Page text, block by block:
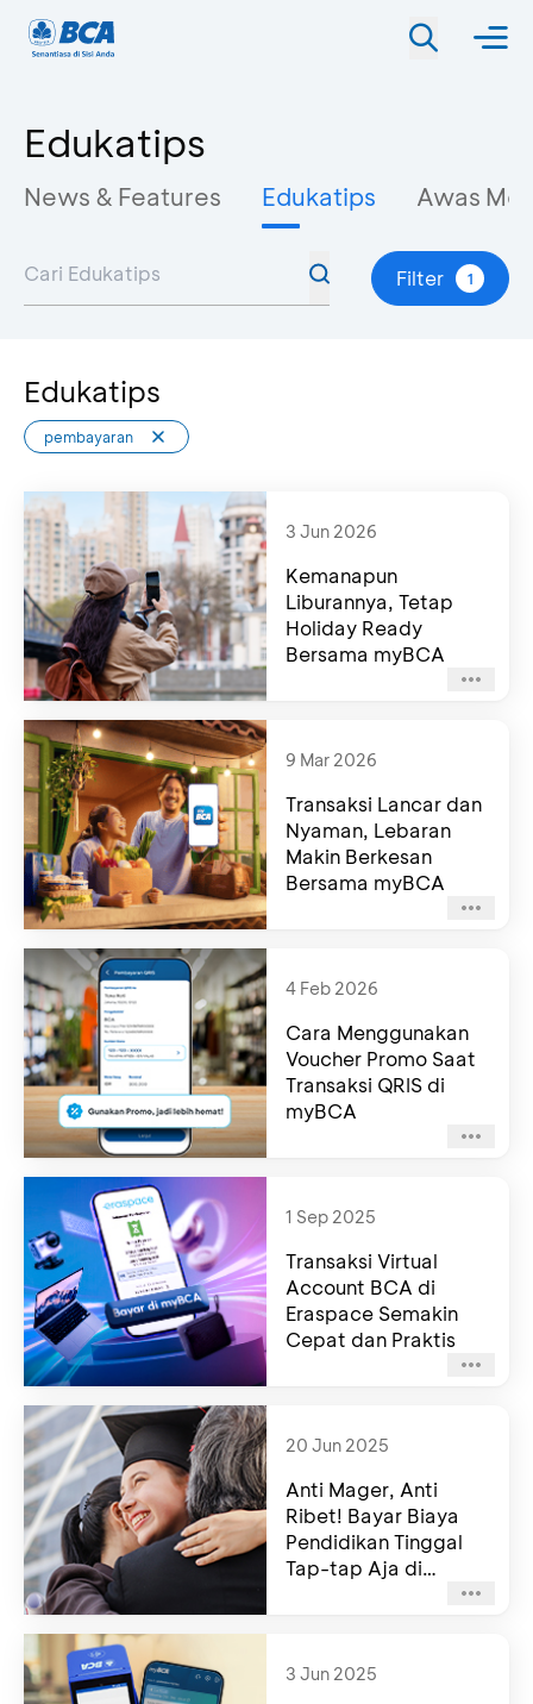
Edukatips
News & Features Edukatips Awas
Filter 1
Edukatips
pembayaran
3 Jun 2026
Kemanapun
Liburannya, Tetap
Holiday Ready
Bersama myBCA
9 Mar 2026
Transaksi Lancar dan
Nyaman, Lebaran
Makin Berkesan
Bersama myBCA
4 Feb 2026
Cara Menggunakan
Voucher Promo Saat
Transaksi QRIS di
myBCA
1 Sep 2025
Transaksi Virtual
Account BCA di
Eraspace Semakin
Cepat dan Praktis
20 Jun 2025
Anti Mager, Anti
Ribet! Bayar Biaya
Pendidikan Tinggal
Tap-tap Aja di
3 Jun 2025